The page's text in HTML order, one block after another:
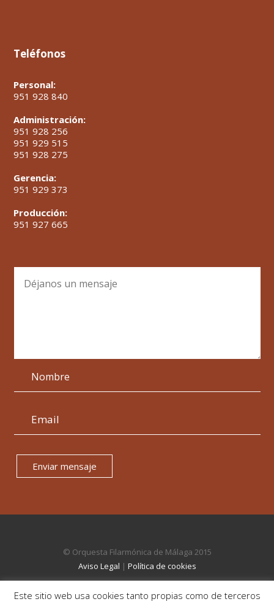
Teléfonos
Personal:
951 928 840
Administración:
951 928 256
951 929 515
951 928 275
Gerencia:
951 929 373
Producción:
951 927 665
Enviar mensaje
© Orquesta Filarmónica de Málaga 2015
Aviso Legal | Política de cookies
Este sitio web usa cookies tanto propias como de terceros